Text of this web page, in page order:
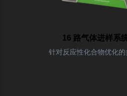
16 路气体进样系
针对反应性化合物优化